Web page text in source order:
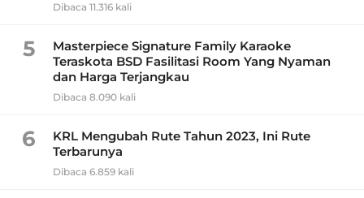
Dibaca 11.316 kali
5
Masterpiece Signature Family Karaoke
Teraskota BSD Fasilitasi Room Yang Nyaman
dan Harga Terjangkau
Dibaca 8.090 kali
6
KRL Mengubah Rute Tahun 2023, Ini Rute
Terbarunya
Dibaca 6.859 kali